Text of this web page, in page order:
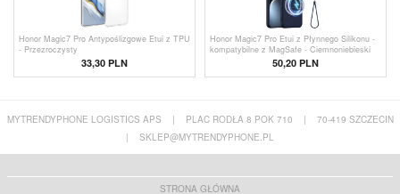
Honor Magic7 Pro Antypoślizgowe Etui z TPU
- Przezroczysty
33,30 PLN
Honor Magic7 Pro Etui z Płynnego Silikonu -
kompatybilne z MagSafe - Ciemnoniebieski
50,20 PLN
MYTRENDYPHONE LOGISTICS APS | PLAC RODŁA 8 POK 710 |
70-419 SZCZECIN
|
SKLEP@MYTRENDYPHONE.PL
STRONA GŁÓWNA